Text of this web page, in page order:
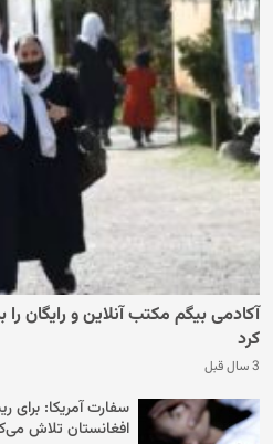
آکادمی بیگم مکتب آنلاین و رایگان را
کرد
3 سال قبل
سفارت آمریکا:
افغانستان تلاش